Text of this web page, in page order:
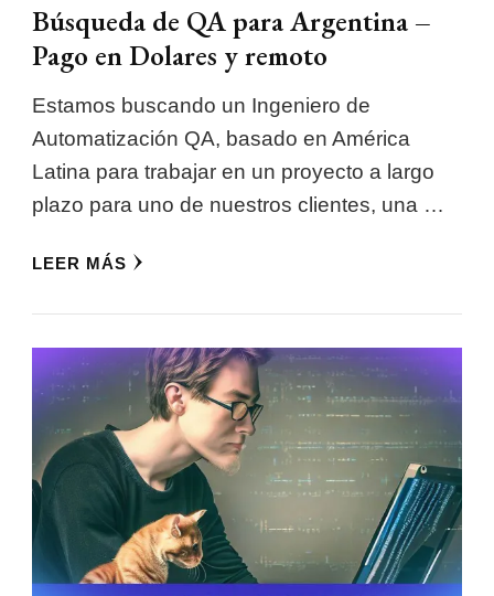
Búsqueda de QA para Argentina –
Pago en Dolares y remoto
Estamos buscando un Ingeniero de
Automatización QA, basado en América
Latina para trabajar en un proyecto a largo
plazo para uno de nuestros clientes, una …
LEER MÁS